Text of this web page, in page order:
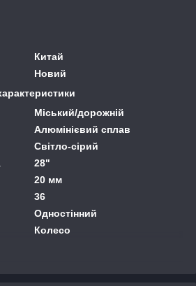
Китай
Новий
Міський/дорожній
Алюмінієвий сплав
Світло-сірий
28"
20 мм
36
Одностінний
Колесо